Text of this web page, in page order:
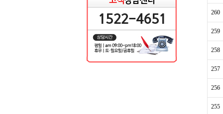
260
259
258
257
256
255